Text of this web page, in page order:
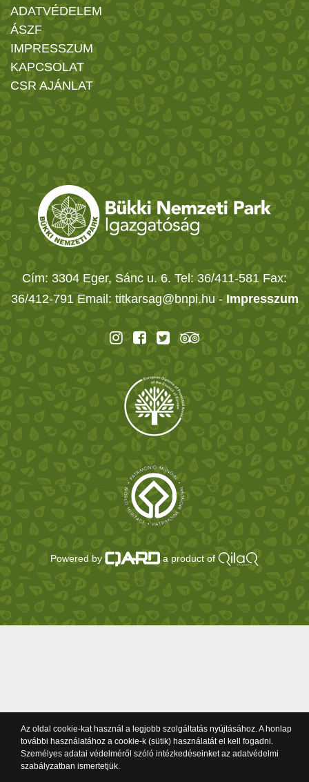
ADATVÉDELEM
ÁSZF
IMPRESSZUM
KAPCSOLAT
CSR AJÁNLAT
Cím: 3304 Eger, Sánc u. 6. Tel: 36/411-581 Fax:
36/412-791 Email: titkarsag@bnpi.hu - Impresszum
Powered by a product of
Az oldal cookie-kat használ a legjobb szolgáltatás nyújtásához. A honlap
további használatához a cookie-k (sütik) használatát el kell fogadni.
Személyes adatai védelméről szóló intézkedéseinket az adatvédelmi
szabályzatban ismertetjük.